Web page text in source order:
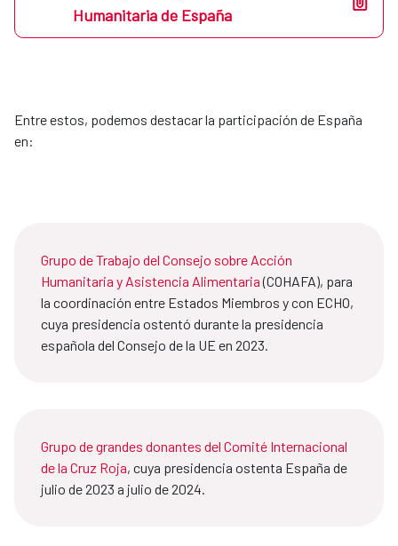
Humanitaria de España
Entre estos, podemos destacar la participación de España
en:
Grupo de Trabajo del Consejo sobre Acción
Humanitaria y Asistencia Alimentaria(COHAFA), para
la coordinación entre Estados Miembros y con ECHO,
cuya presidencia ostentó durante la presidencia
española del Consejo de la UE en 2023.
Grupo de grandes donantes del Comité Internacional
de la Cruz Roja, cuya presidencia ostenta España de
julio de 2023 a julio de 2024.